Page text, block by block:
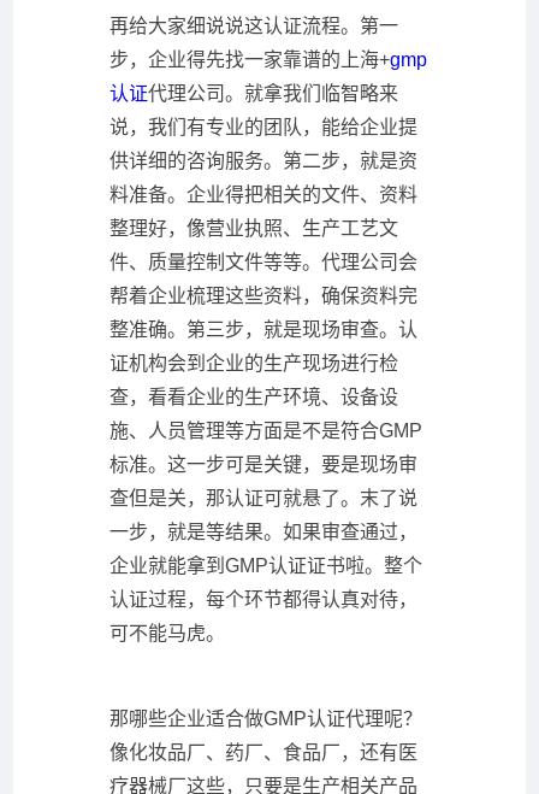
再给大家细说说这认证流程。第一
步，企业得先找一家靠谱的上海+gmp
认证代理公司。就拿我们临智略来
说，我们有专业的团队，能给企业提
供详细的咨询服务。第二步，就是资
料准备。企业得把相关的文件、资料
整理好，像营业执照、生产工艺文
件、质量控制文件等等。代理公司会
帮着企业梳理这些资料，确保资料完
整准确。第三步，就是现场审查。认
证机构会到企业的生产现场进行检
查，看看企业的生产环境、设备设
施、人员管理等方面是不是符合GMP
标准。这一步可是关键，要是现场审
查但是关，那认证可就悬了。末了说
一步，就是等结果。如果审查通过，
企业就能拿到GMP认证证书啦。整个
认证过程，每个环节都得认真对待，
可不能马虎。
那哪些企业适合做GMP认证代理呢？
像化妆品厂、药厂、食品厂，还有医
疗器械厂这些，只要是生产相关产品